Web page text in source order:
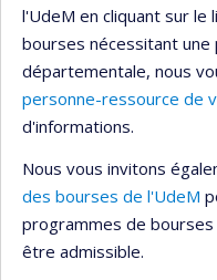
l'UdeM en cliquant sur le
bourses nécessitant
départementale, nous
personne-ressource de
d'informations.
Nous vous invitons
des bourses de l'UdeM
programmes de
être admissible.